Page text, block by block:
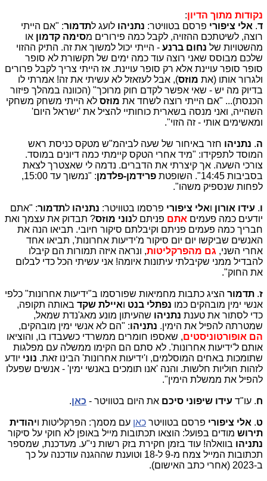
נקודות מתוך הדיון:
ד. אלי ציפורי פרסם בטוויטר: נתניהו לועג לתדמור: "אם הייתי
רוצה, לשיטתכם ההזויה, לקבל כמה פירורים מסימה קדמון או
מהשטויות של נחום ברנע - הייתי יכול למשוך את זה. התיק ההזוי
שלכם מבוסס שאני רוצה עוד כמה ימים של תקשורת לא סופר
סופר סופר עויינת אלא רק סופר עויינת. אז הייתי צריך לקבל פרורים
ולגרור אותו (את מוזס), אבל לעזאזל לא עשיתי את זה! אמרתי לו
בדיוק מה יש - שאי אפשר לקדם חוק מרוכך" (הכוונה במהלך פיזור
הכנסת)... "אם הייתי רוצה לשחד את מוזס לא הייתי משחק משחקי
השהייה, ואני מנסה בשארית כוחותיי להציל את 'ישראל היום'
ומאשימים אותי - זה הזוי".
ה. נתניהו חזר באיחור של שעה לביהמ"ש מטקס כניסת ראש
המוסד לתפקידו: "מיד אחרי הטקס קיימתי כמה דיונים במוסד.
צורכי השעה. אך קיצרתי את הדברים. נדמה לי שאצטרך לצאת
בסביבות 14:45". השופטת
פרידמן-פלדמן
: "נמשוך עד 15:00,
לפחות שנספיק משהו".
ו. עידו אורון ואלי ציפורי פרסמו בטוויטר: נתניהו לתדמור: "אתם
יודעים כמה פעמים אתם פניתם לנוני מוזס? תבדוק את עצמך ואת
חבריך כמה פעמים פניתם וקיבלתם סיקור חיובי. תביאו הנה את
האנשים שביקשו יום יום סיקור מ'ידיעות אחרונות', תביאו אחד
אחרי השני, גם מהפרקליטות, ונראה איזה תמורות הם קיבלו
להבדיל ממני שקיבלתי עיתונות איומה! אני עשיתי הכל כדי לבלום
את החוק".
ז. תדמור הציג כתבות מחמיאות שפורסמו ב"ידיעות אחרונות" כלפי
אנשי ימין מובהקים כמו נפתלי בנט ואיילת שקד באותה תקופה,
כדי לסתור את טענת נתניהו שהעיתון מונע מאג'נדת שמאל,
שמטרתה להפיל את הימין. נתניהו: "הם לא אנשי ימין מובהקים,
הם אופורטוניסטים, שאספו חומרים ממשרדי כשעבדו בו, והוציאו
אותם ל'ידיעות אחרונות'. לא סתם הם הקימו ממשלה עם מפלגות
שתומכות באחים המוסלמים, ו'ידיעות אחרונות' הבינו זאת. נוני יודע
לזהות חוליות חלשות. והנה 'אנו תומכים באנשי ימין' - אנשים שפעלו
להפיל את ממשלת הימין".
ח. עו"ד עידו שיפוני סיכם את היום בטוויטר - כאן.
ט. אלי ציפורי פרסם בטוויטר כאן עם מסמך: הפרקליטות ויהודית
תירוש מודים בפועל: הוצאו תכתובות מייל באופן לא חוקי על סיקור
נתניהו בוואלה! עוד בזמן חקירת בזק רשות ני"ע. מעדכנת, שמספר
תכתובות המייל צמח מ-9 ל-18 וטוענת שההגנה עודכנה על כך
ב-2023 (אחרי כתב האישום).